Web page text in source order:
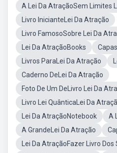
A Lei Da AtraçãoSem Limites
Livro InicianteLei Da Atração
Livro FamosoSobre Lei Da
Lei Da AtraçãoBooks
Livros ParaLei Da Atração
Caderno DeLei Da Atração
Foto De Um DeLivro Lei Da
Livro Lei QuânticaLei Da
Lei Da AtraçãoNotebook
A
A GrandeLei Da Atração
Lei Da AtraçãoFazer Livro Dos